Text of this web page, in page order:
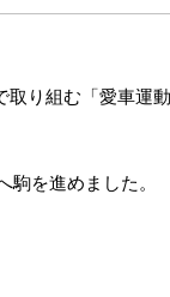
取り組む「愛車運
を進めました。